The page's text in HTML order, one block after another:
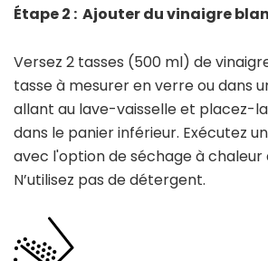
Étape 2 : Ajouter du vinaigre
Versez 2 tasses (500 ml) de
tasse à mesurer en verre ou dans
allant au lave-vaisselle et placez-
dans le panier inférieur. Exécutez
avec l'option de séchage à chaleur
N’utilisez pas de détergent.